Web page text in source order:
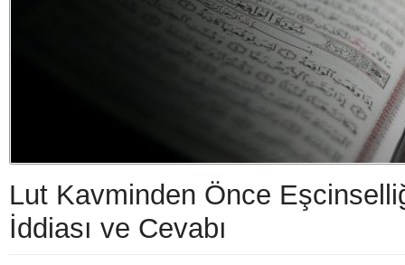
Lut Kavminden Önce
İddiası ve Cevabı